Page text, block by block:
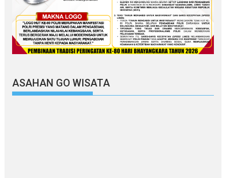
ASAHAN GO WISATA